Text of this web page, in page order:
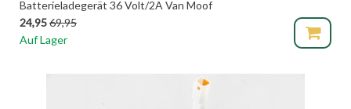
Batterieladegerät 36 Volt/2A Van Moof
24,9569,95
Auf Lager